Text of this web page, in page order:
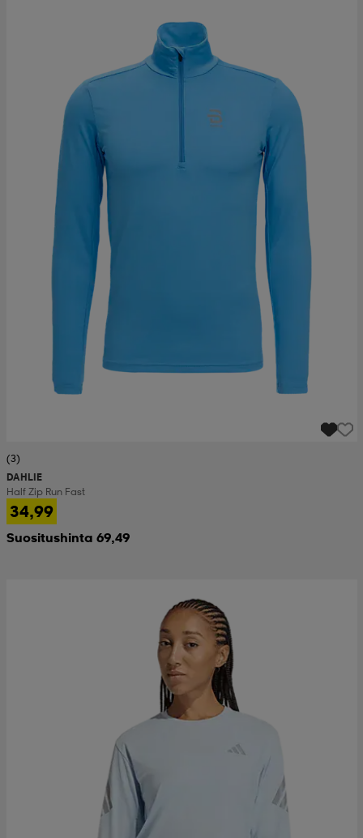
(3)
DAHLIE
Half Zip Run Fast
34,99
Suositushinta 69,49